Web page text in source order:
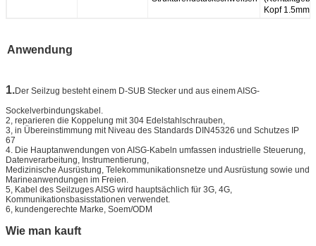
Kopf 1.5mm
Anwendung
1.Der Seilzug besteht einem D-SUB Stecker und aus einem AISG-
Sockelverbindungskabel.
2, reparieren die Koppelung mit 304 Edelstahlschrauben,
3, in Übereinstimmung mit Niveau des Standards DIN45326 und Schutzes IP
67
4. Die Hauptanwendungen von AISG-Kabeln umfassen industrielle Steuerung,
Datenverarbeitung, Instrumentierung,
Medizinische Ausrüstung, Telekommunikationsnetze und Ausrüstung sowie und
Marineanwendungen im Freien.
5, Kabel des Seilzuges AISG wird hauptsächlich für 3G, 4G,
Kommunikationsbasisstationen verwendet.
6, kundengerechte Marke, Soem/ODM
Wie man kauft